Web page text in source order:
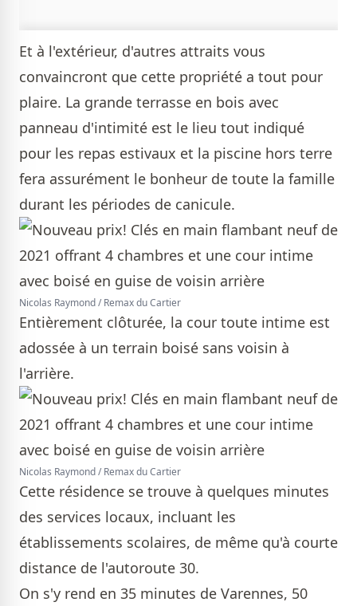
Et à l'extérieur, d'autres attraits vous
convaincront que cette propriété a tout pour
plaire. La grande terrasse en bois avec
panneau d'intimité est le lieu tout indiqué
pour les repas estivaux et la piscine hors terre
fera assurément le bonheur de toute la famille
durant les périodes de canicule.
Nicolas Raymond / Remax du Cartier
Entièrement clôturée, la cour toute intime est
adossée à un terrain boisé sans voisin à
l'arrière.
Nicolas Raymond / Remax du Cartier
Cette résidence se trouve à quelques minutes
des services locaux, incluant les
établissements scolaires, de même qu'à courte
distance de l'autoroute 30.
On s'y rend en 35 minutes de Varennes, 50